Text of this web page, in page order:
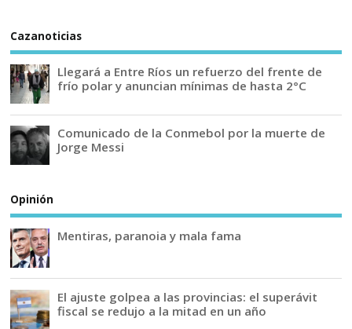
Cazanoticias
Llegará a Entre Ríos un refuerzo del frente de
frío polar y anuncian mínimas de hasta 2°C
Comunicado de la Conmebol por la muerte de
Jorge Messi
Opinión
Mentiras, paranoia y mala fama
El ajuste golpea a las provincias: el superávit
fiscal se redujo a la mitad en un año